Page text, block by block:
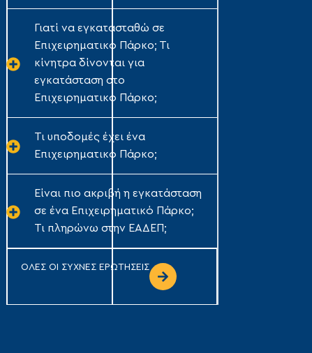
Γιατί να εγκατασταθώ σε
Επιχειρηματικό Πάρκο; Τι
κίνητρα δίνονται για
εγκατάσταση στο
Επιχειρηματικό Πάρκο;
Τι υποδομές έχει ένα
Επιχειρηματικό Πάρκο;
Είναι πιο ακριβή η εγκατάσταση
σε ένα Επιχειρηματικό Πάρκο;
Τι πληρώνω στην ΕΑΔΕΠ;
ΟΛΕΣ ΟΙ ΣΥΧΝΕΣ ΕΡΩΤΗΣΕΙΣ